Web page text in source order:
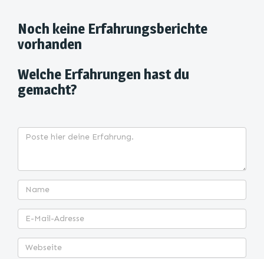
Noch keine Erfahrungsberichte
vorhanden
Welche Erfahrungen hast du
gemacht?